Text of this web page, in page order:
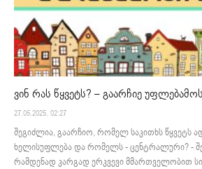
ვინ რას წყვეტს? – გაარჩიე
27.05.2025. 02:27
შეგიძლია, გაარჩიო, რომელ საკითხს წყვეტს
ხელისუფლება და რომელს - ცენტრალური? -
რამდენად კარგად ერკვევი მმართველობით